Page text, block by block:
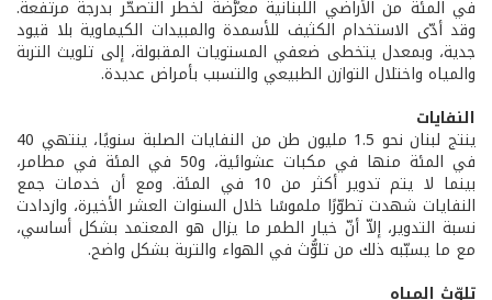
في المئة من الأراضي اللبنانية معرَّضة لخطر التصحُّر بدرجة مرتفعة.
وقد أدّى الاستخدام الكثيف للأسمدة والمبيدات الكيماوية بلا قيود
جدية، وبمعدل يتخطى ضعفي المستويات المقبولة، إلى تلويث التربة
والمياه واختلال التوازن الطبيعي والتسبب بأمراض عديدة.
النفايات
ينتج لبنان نحو 1.5 مليون طن من النفايات الصلبة سنويًا، ينتهي 40
في المئة منها في مكبات عشوائية، و50 في المئة في مطامر،
بينما لا يتم تدوير أكثر من 10 في المئة. ومع أن خدمات جمع
النفايات شهدت تطوّرًا ملموسًا خلال السنوات العشر الأخيرة، وازدادت
نسبة التدوير، إلاّ أنّ خيار الطمر ما يزال هو المعتمد بشكل أساسي،
مع ما يسبّبه ذلك من تلوُّث في الهواء والتربة بشكل واضح.
تلوّث المياه